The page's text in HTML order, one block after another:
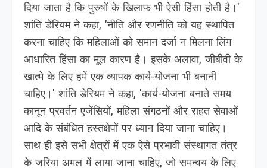
दिया जाता है कि पुरुषों के खिलाफ भी ऐसी हिंसा होती है।'
शांति डेरियम ने कहा, 'नीति और रणनीति को यह स्थापित
करना चाहिए कि महिलाओं को समान दर्जा न मिलना लिंग
आधारित हिंसा का मूल कारण है। इसके अलावा, जीबीवी के
खात्मे के लिए हमें एक व्यापक कार्य-योजना भी बनानी
चाहिए।' शांति डेरियम ने कहा, 'कार्य-योजना बनाते समय
कानून प्रवर्तन एजेंसियों, महिला संगठनों और राहत सेवाओं
आदि के संबंधित हस्तक्षेपों पर ध्यान दिया जाना चाहिए।
साथ ही इसे सभी क्षेत्रों में एक ऐसे प्रभावी संस्थागत तंत्र
के जरिया अमल में लाया जाना चाहिए, जो समन्वय के लिए